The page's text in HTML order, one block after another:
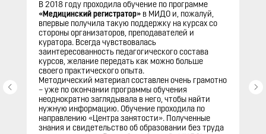
В 2018 году проходила обучение по программе
«Медицинский регистратор» в МИДО и, пожалуй,
впервые получила такую поддержку на курсах со
стороны организаторов, преподавателей и
куратора. Всегда чувствовалась
заинтересованность педагогического состава
курсов, желание передать как можно больше
своего практического опыта.
Методический материал составлен очень грамотно
– уже по окончании программы обучения
неоднократно заглядывала в него, чтобы найти
нужную информацию. Обучение проходила по
направлению «Центра занятости». Полученные
знания и свидетельство об образовании без труда